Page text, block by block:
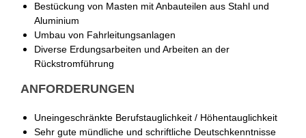
Bestückung von Masten mit Anbauteilen aus Stahl und
Aluminium
Umbau von Fahrleitungsanlagen
Diverse Erdungsarbeiten und Arbeiten an der
Rückstromführung
ANFORDERUNGEN
Uneingeschränkte Berufstauglichkeit / Höhentauglichkeit
Sehr gute mündliche und schriftliche Deutschkenntnisse